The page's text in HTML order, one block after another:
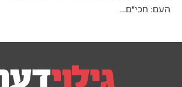
העם: חכי״ם…